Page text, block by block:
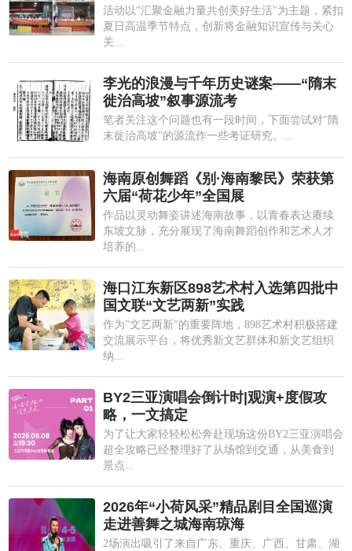
活动以"汇聚金融力量共创美好生活"为主题，紧扣
夏日高温季节特点，创新将金融知识宣传与关心
关...
李光的浪漫与千年历史谜案——“隋末
徙治高坡”叙事源流考
笔者关注这个问题也有一段时间，下面尝试对"隋
末徙治高坡"的源流作一些考证研究。...
海南原创舞蹈《别·海南黎民》荣获第
六届“荷花少年”全国展
作品以灵动舞姿讲述海南故事，以青春表达赓续
东坡文脉，充分展现了海南舞蹈创作和艺术人才
培养的...
海口江东新区898艺术村入选第四批中
国文联“文艺两新”实践
作为"文艺两新"的重要阵地，898艺术村积极搭建
交流展示平台，将优秀新文艺群体和新文艺组织
纳...
BY2三亚演唱会倒计时|观演+度假攻
略，一文搞定
为了让大家轻轻松松奔赴现场这份BY2三亚演唱会
超全攻略已经整理好了从场馆到交通，从美食到
景点...
2026年“小荷风采”精品剧目全国巡演
走进善舞之城海南琼海
2场演出吸引了来自广东、重庆、广西、甘肃、湖